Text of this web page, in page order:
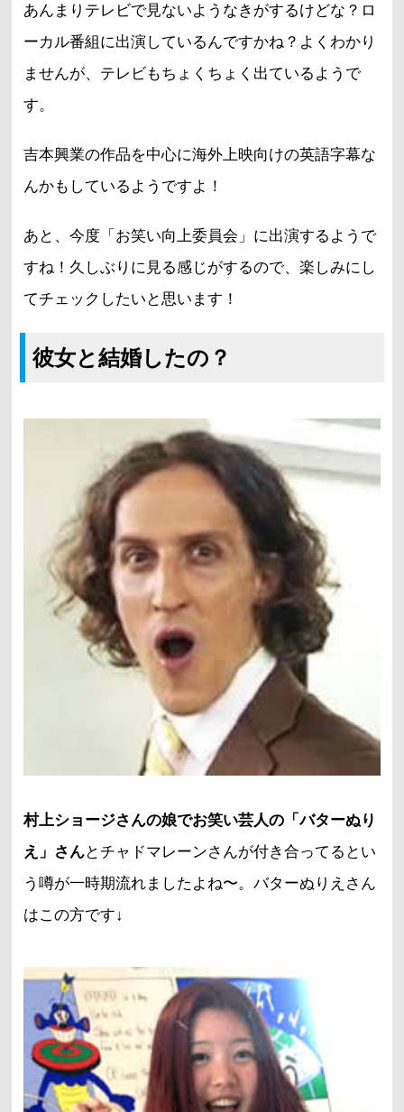
あんまりテレビで見ないようなきがするけどな？ロ
ーカル番組に出演しているんですかね？よくわかり
ませんが、テレビもちょくちょく出ているようで
す。
吉本興業の作品を中心に海外上映向けの英語字幕な
んかもしているようですよ！
あと、今度「お笑い向上委員会」に出演するようで
すね！久しぶりに見る感じがするので、楽しみにし
てチェックしたいと思います！
彼女と結婚したの？
村上ショージさんの娘でお笑い芸人の「バターぬり
え」さんとチャドマレーンさんが付き合ってるとい
う噂が一時期流れましたよね〜。バターぬりえさん
はこの方です↓